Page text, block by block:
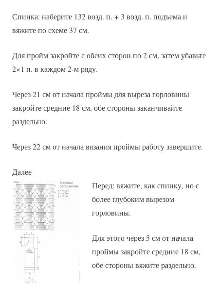
Спинка: наберите 132 возд. п. + 3 возд. п. подъема и
вяжите по схеме 37 см.
Для пройм закройте с обеих сторон по 2 см, затем убавьте
2×1 п. в каждом 2-м ряду.
Через 21 см от начала проймы для выреза горловины
закройте средние 18 см, обе стороны заканчивайте
раздельно.
Через 22 см от начала вязания проймы работу завершите.
Далее
Перед: вяжите, как спинку, но с
более глубоким вырезом
горловины.
Для этого через 5 см от начала
проймы закройте средние 18 см,
обе стороны вяжите раздельно.